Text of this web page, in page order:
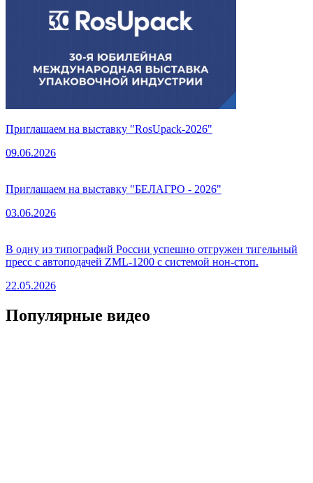
Приглашаем на выставку "RosUpack-2026"
09.06.2026
Приглашаем на выставку "БЕЛАГРО - 2026"
03.06.2026
В одну из типографий России успешно отгружен тигельный
пресс с автоподачей ZML-1200 с системой нон-стоп.
22.05.2026
Популярные видео